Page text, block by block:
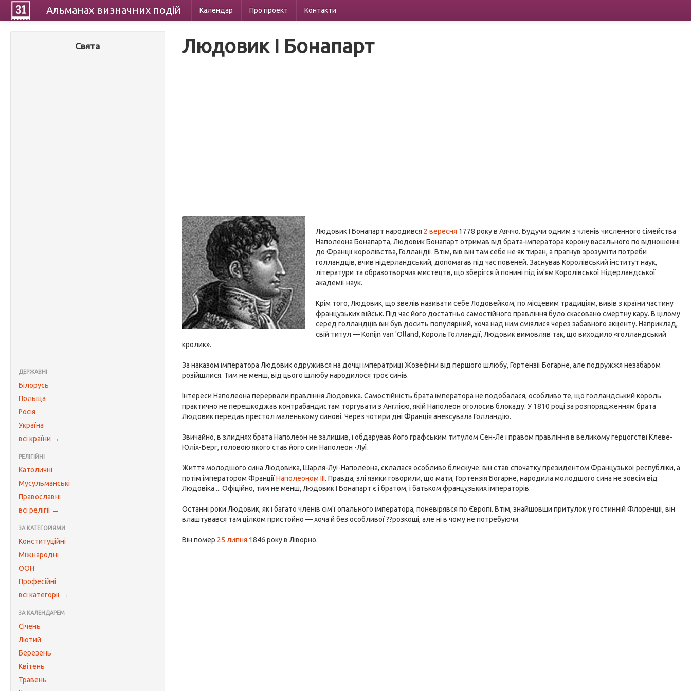
Альманах визначних подій Календар Про проект Контакти
Свята
ДЕРЖАВНІ
Білорусь
Польща
Росія
Україна
всі країни →
РЕЛІГІЙНІ
Католичні
Мусульманські
Православні
всі релігії →
ЗА КАТЕГОРІЯМИ
Конституційні
Міжнародні
ООН
Професійні
всі категорії →
ЗА КАЛЕНДАРЕМ
Січень
Лютий
Березень
Квітень
Травень
Людовик I Бонапарт
Людовик I Бонапарт народився 2 вересня 1778 року в Аяччо. Будучи одним з членів численного сімейства
Наполеона Бонапарта, Людовик Бонапарт отримав від брата-імператора корону васального по відношенні
до Франції королівства, Голландії. Втім, вів він там себе не як тиран, а прагнув зрозуміти потреби
голландців, вчив нідерландський, допомагав під час повеней. Заснував Королівський інститут наук,
літератури та образотворчих мистецтв, що зберігся й понині під ім'ям Королівської Нідерландської
академії наук.
Крім того, Людовик, що звелів називати себе Лодовейком, по місцевим традиціям, вивів з країни частину
французьких військ. Під час його достатньо самостійного правління було скасовано смертну кару. В цілому
серед голландців він був досить популярний, хоча над ним сміялися через забавного акценту. Наприклад,
свій титул — Konijn van 'Olland, Король Голландії, Людовик вимовляв так, що виходило «голландський
кролик».
За наказом імператора Людовик одружився на дочці імператриці Жозефіни від першого шлюбу, Гортензії Богарне, але подружжя незабаром
розійшлися. Тим не менш, від цього шлюбу народилося троє синів.
Інтереси Наполеона перервали правління Людовика. Самостійність брата імператора не подобалася, особливо те, що голландський король
практично не перешкоджав контрабандистам торгувати з Англією, якій Наполеон оголосив блокаду. У 1810 році за розпорядженням брата
Людовик передав престол маленькому синові. Через чотири дні Франція анексувала Голландію.
Звичайно, в злиднях брата Наполеон не залишив, і обдарував його графським титулом Сен-Ле і правом правління в великому герцогстві Клеве-
Юліх-Берг, головою якого став його син Наполеон -Луї.
Життя молодшого сина Людовика, Шарля-Луї-Наполеона, склалася особливо блискуче: він став спочатку президентом Французької республіки, а
потім імператором ФранціїНаполеоном III. Правда, злі язики говорили, що мати, Гортензія Богарне, народила молодшого сина не зовсім від
Людовіка ... Офіційно, тим не менш, Людовик I Бонапарт є і братом, і батьком французьких імператорів.
Останні роки Людовик, як і багато членів сім'ї опального імператора, поневірявся по Європі. Втім, знайшовши притулок у гостинній Флоренції, він
влаштувався там цілком пристойно — хоча й без особливої ??розкоші, але ні в чому не потребуючи.
Він помер 25 липня 1846 року в Ліворно.